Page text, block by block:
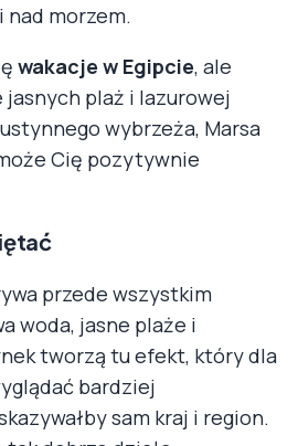
nad morzem.
wakacje w Egipcie, ale
plaż i lazurowej
wybrzeża, Marsa
Cię pozytywnie
przede wszystkim
woda, jasne plaże i
tworzą tu efekt, który dla
bardziej
sam kraj i region.